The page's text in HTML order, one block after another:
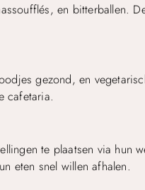
en bitterballen.
gezond, en
cafetaria.
te plaatsen via hun
eten snel willen afhalen.